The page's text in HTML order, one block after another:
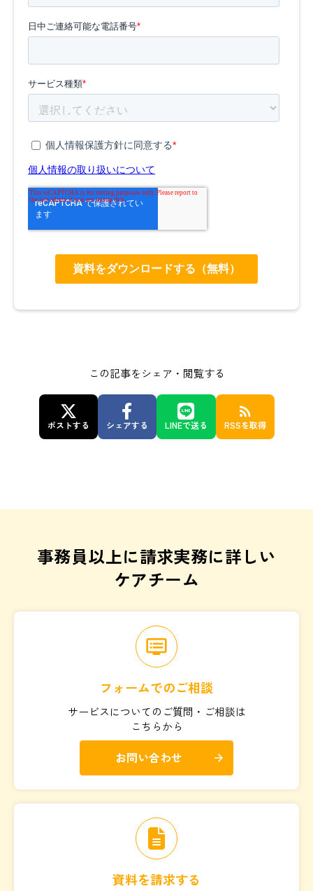
この記事をシェア・閲覧する
ポストする シェアする LINEで送る
rss_feed
RSSを取得
事務員以上に請求実務に詳しい
ケアチーム
dvr
フォームでのご相談
サービスについてのご質問・ご相談は
こちらから
お問い合わせ arrow_forward
資料を請求する